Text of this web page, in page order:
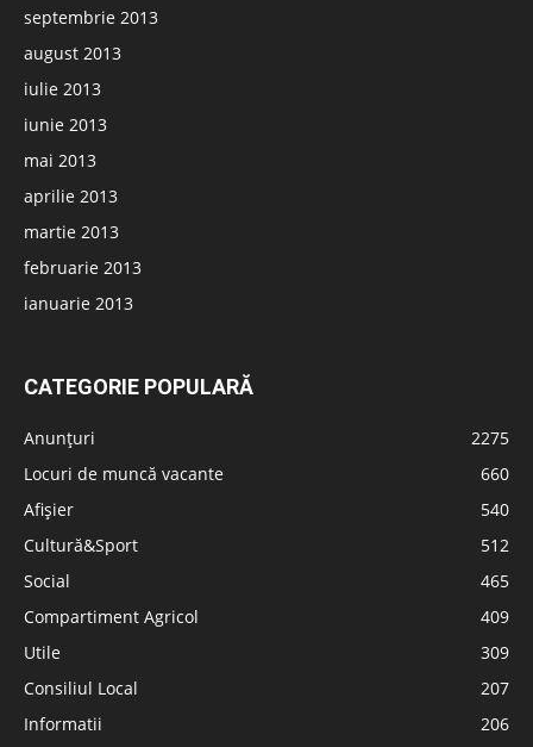
septembrie 2013
august 2013
iulie 2013
iunie 2013
mai 2013
aprilie 2013
martie 2013
februarie 2013
ianuarie 2013
CATEGORIE POPULARĂ
Anunțuri
2275
Locuri de muncă vacante
660
Afișier
540
Cultură&Sport
512
Social
465
Compartiment Agricol
409
Utile
309
Consiliul Local
207
Informatii
206